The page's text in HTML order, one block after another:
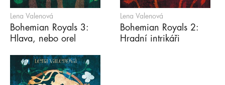
Lena Valenová
Bohemian Royals 3:
Hlava, nebo orel
Lena Valenová
Bohemian Royals 2:
Hradní intrikáři